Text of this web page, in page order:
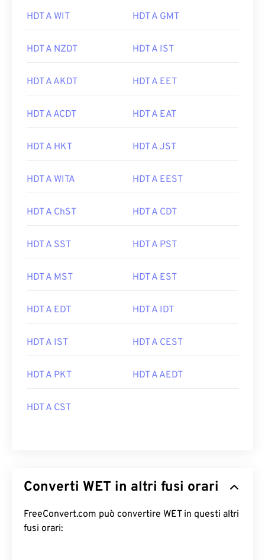
HDT A WIT HDT A GMT
HDT A NZDT HDT A IST
HDT A AKDT HDT A EET
HDT A ACDT HDT A EAT
HDT A HKT HDT A JST
HDT A WITA HDT A EEST
HDT A ChST HDT A CDT
HDT A SST HDT A PST
HDT A MST HDT A EST
HDT A EDT HDT A IDT
HDT A IST HDT A CEST
HDT A PKT HDT A AEDT
HDT A CST
Converti WET in altri fusi orari
FreeConvert.com può convertire WET in questi altri
fusi orari: